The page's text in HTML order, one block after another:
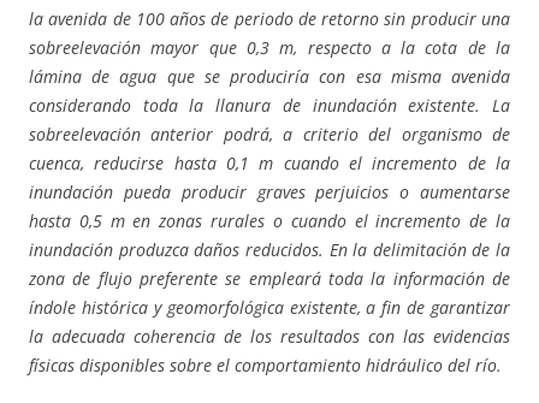
la avenida de 100 años de periodo de retorno sin producir una
sobreelevación mayor que 0,3 m, respecto a la cota de la
lámina de agua que se produciría con esa misma avenida
considerando toda la llanura de inundación existente. La
sobreelevación anterior podrá, a criterio del organismo de
cuenca, reducirse hasta 0,1 m cuando el incremento de la
inundación pueda producir graves perjuicios o aumentarse
hasta 0,5 m en zonas rurales o cuando el incremento de la
inundación produzca daños reducidos. En la delimitación de la
zona de flujo preferente se empleará toda la información de
índole histórica y geomorfológica existente, a fin de garantizar
la adecuada coherencia de los resultados con las evidencias
físicas disponibles sobre el comportamiento hidráulico del río.